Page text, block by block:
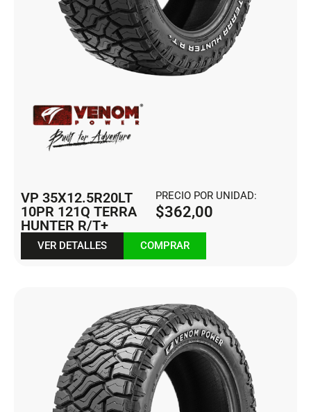
VP 35X12.5R20LT
10PR 121Q TERRA
HUNTER R/T+
PRECIO POR UNIDAD:
$362,00
VER DETALLES COMPRAR